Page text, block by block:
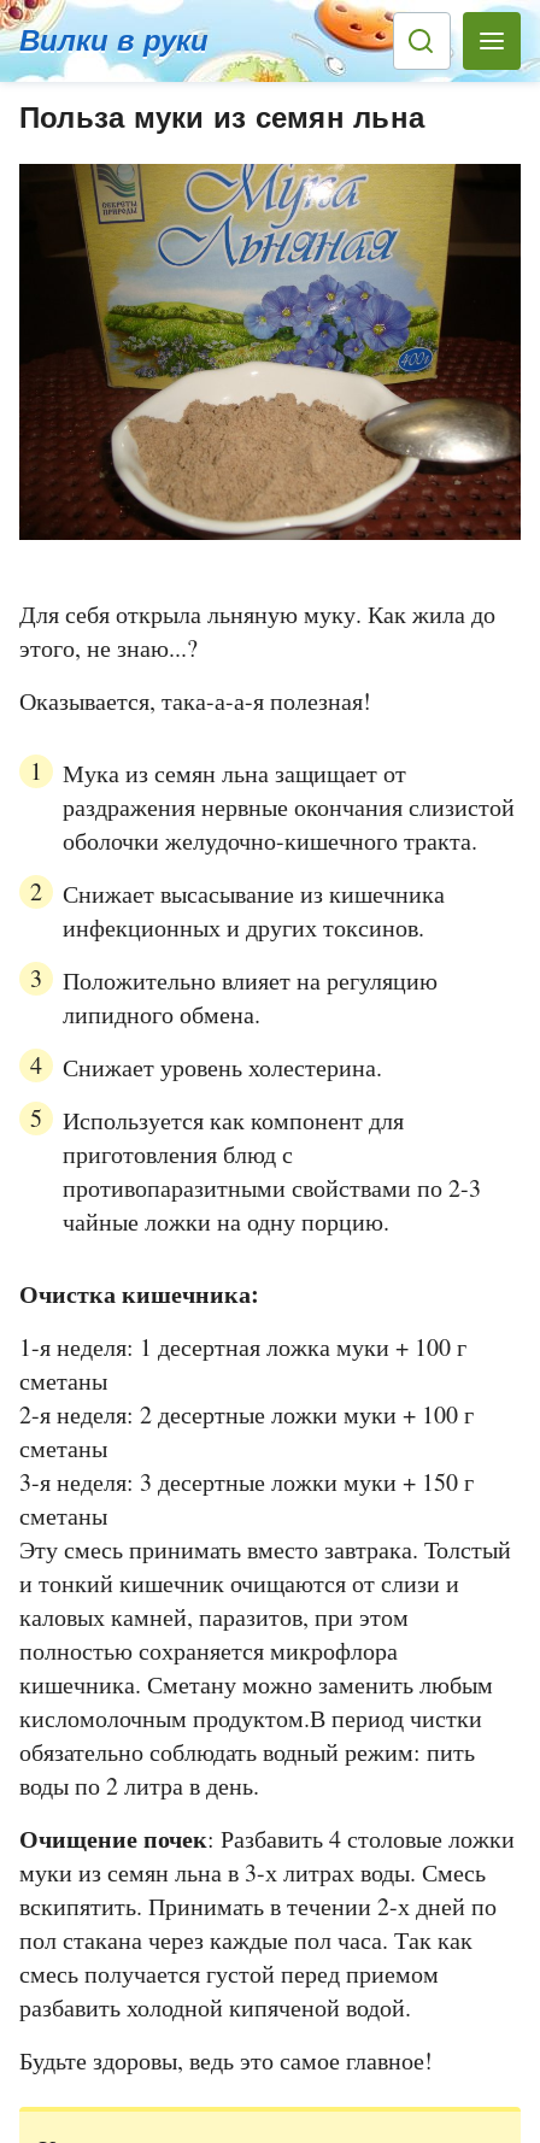
Вилки в руки
Польза муки из семян льна
Для себя открыла льняную муку. Как жила до
этого, не знаю...?
Оказывается, така-а-а-я полезная!
Мука из семян льна защищает от
раздражения нервные окончания слизистой
оболочки желудочно-кишечного тракта.
Снижает высасывание из кишечника
инфекционных и других токсинов.
Положительно влияет на регуляцию
липидного обмена.
Снижает уровень холестерина.
Используется как компонент для
приготовления блюд с
противопаразитными свойствами по 2-3
чайные ложки на одну порцию.
Очистка кишечника:
1-я неделя: 1 десертная ложка муки + 100 г
сметаны
2-я неделя: 2 десертные ложки муки + 100 г
сметаны
3-я неделя: 3 десертные ложки муки + 150 г
сметаны
Эту смесь принимать вместо завтрака. Толстый
и тонкий кишечник очищаются от слизи и
каловых камней, паразитов, при этом
полностью сохраняется микрофлора
кишечника. Сметану можно заменить любым
кисломолочным продуктом.В период чистки
обязательно соблюдать водный режим: пить
воды по 2 литра в день.
Очищение почек: Разбавить 4 столовые ложки
муки из семян льна в 3-х литрах воды. Смесь
вскипятить. Принимать в течении 2-х дней по
пол стакана через каждые пол часа. Так как
смесь получается густой перед приемом
разбавить холодной кипяченой водой.
Будьте здоровы, ведь это самое главное!